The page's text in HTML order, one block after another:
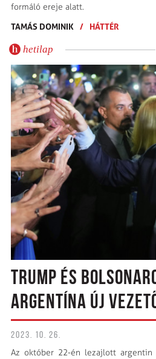
formáló ereje alatt.
TAMÁS DOMINIK
/ HÁTTÉR
hetilap
TRUMP ÉS
ARGENTÍNA ÚJ
2023. 10. 26.
Az október 22-én lezajlott argentin